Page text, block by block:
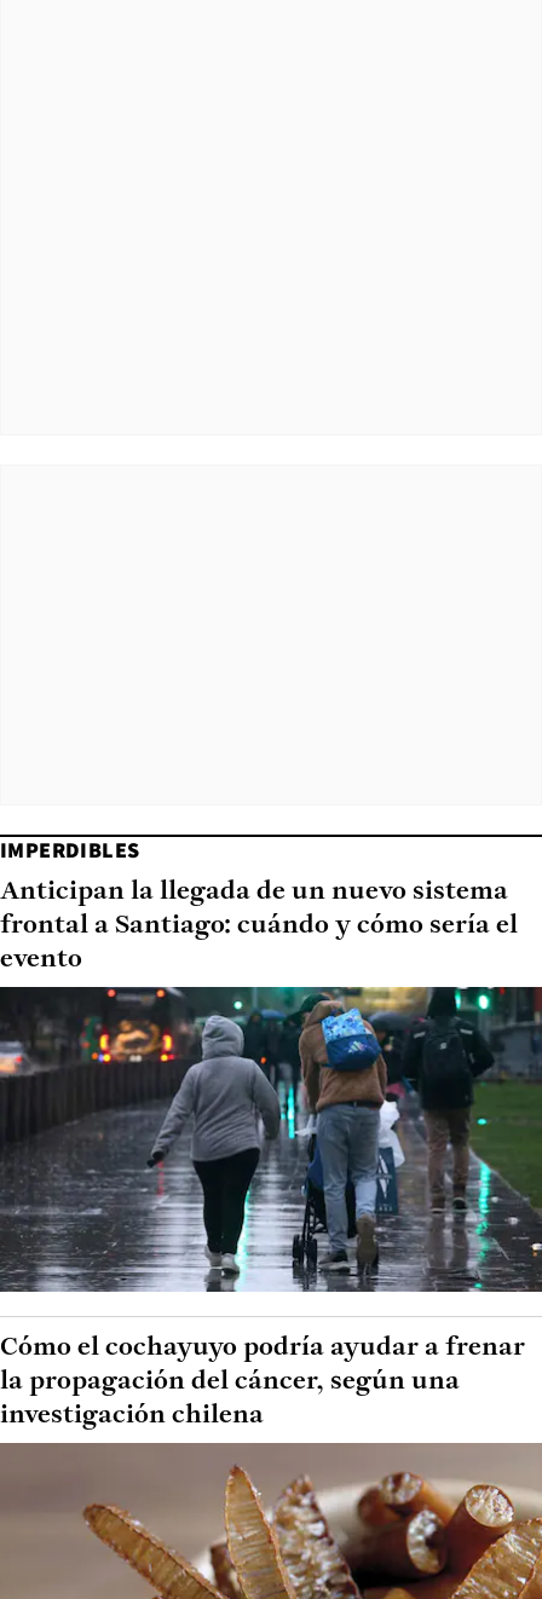
IMPERDIBLES
Anticipan la llegada de un nuevo sistema
frontal a Santiago: cuándo y cómo sería el
evento
Cómo el cochayuyo podría ayudar a frenar
la propagación del cáncer, según una
investigación chilena